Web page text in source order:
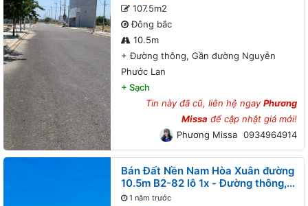
107.5m2
Đông bắc
10.5m
+Đường thông, Gần đường Nguyễn
Phước Lan
+ Sạch
Tin này đã cũ, liên hệ ngayPhương
Missa để cập nhật giá mới!
Phương Missa 0934964914
Bán Đất Nền Nam Hòa Xuân đường
10.5m B2-82 lô 1x - Đường thông,
Gần đường Nguyễn Phước Lan
1 năm trước